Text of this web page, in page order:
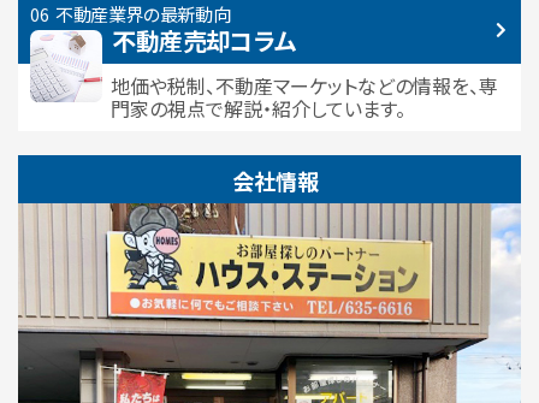
不動産業界の最新動向
不動産売却コラム
地価や税制、不動産マーケットなどの情報を、専
門家の視点で解説・紹介しています。
会社情報